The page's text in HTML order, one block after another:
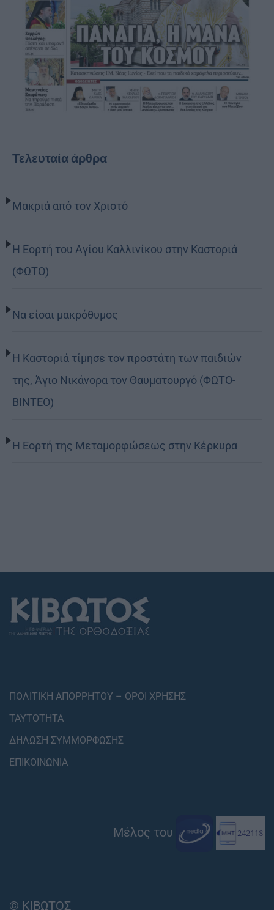
Τελευταία άρθρα
Μακριά από τον Χριστό
Η Εορτή του Αγίου Καλλινίκου στην Καστοριά
(ΦΩΤΟ)
Να είσαι μακρόθυμος
Η Καστοριά τίμησε τον προστάτη των παιδιών
της, Άγιο Νικάνορα τον Θαυματουργό (ΦΩΤΟ-
ΒΙΝΤΕΟ)
Η Εορτή της Μεταμορφώσεως στην Κέρκυρα
ΠΟΛΙΤΙΚΗ ΑΠΟΡΡΗΤΟΥ – ΟΡΟΙ ΧΡΗΣΗΣ
ΤΑΥΤΟΤΗΤΑ
ΔΗΛΩΣΗ ΣΥΜΜΟΡΦΩΣΗΣ
ΕΠΙΚΟΙΝΩΝΙΑ
Μέλος του
© ΚΙΒΩΤΟΣ